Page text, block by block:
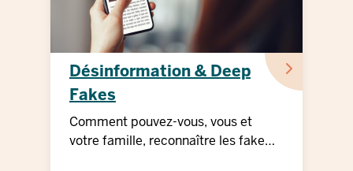
Désinformation & Deep
Fakes
Comment pouvez-vous, vous et
votre famille, reconnaître les fake